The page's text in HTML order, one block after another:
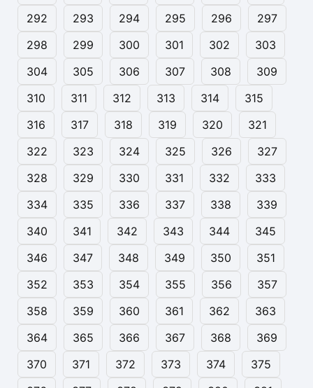
292
293 294 295 296
297
298
299 300 301 302
303
304
305 306 307 308
309
310
311 312 313 314
315
316
317 318 319 320
321
322
323 324 325 326
327
328
329 330 331 332
333
334
335 336 337 338
339
340
341 342 343 344
345
346
347 348 349 350
351
352
353 354 355 356
357
358
359 360 361 362
363
364
365 366 367 368
369
370
371 372 373 374
375